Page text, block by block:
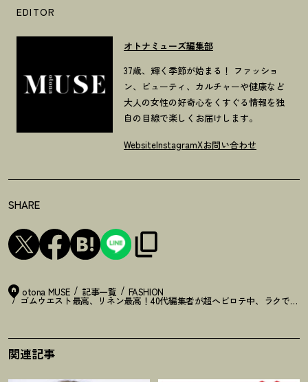
EDITOR
オトナミューズ編集部
37歳、輝く季節が始まる！ ファッショ
ン、ビューティ、カルチャーや健康など
大人の女性の好奇心をくすぐる情報を独
自の目線で楽しくお届けします。
WebsiteInstagramXお問い合わせ
SHARE
otona MUSE 記事一覧 FASHION
ゴムウエスト最高、リネン最高 ！ 40代編集者が超ヘビロテ中、ラクで素
関連記事